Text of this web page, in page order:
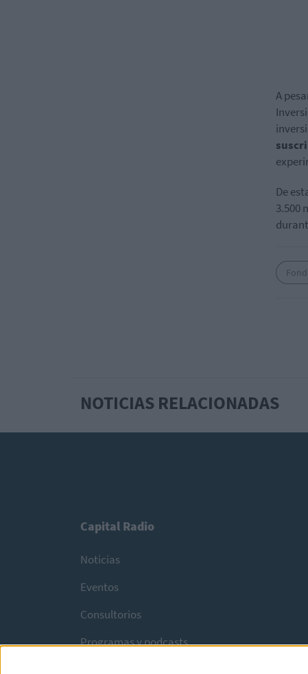
A
De
3.500
NOTICIAS RELACIONADAS
Capital Radio
Noticias
Eventos
Consultorios
Programas y podcasts